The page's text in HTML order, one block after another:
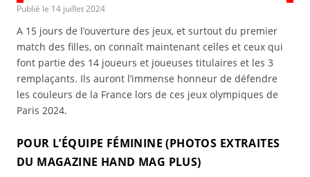
Publié le 14 juillet 2024
A 15 jours de l’ouverture des jeux, et surtout du premier
match des filles, on connaît maintenant celles et ceux qui
font partie des 14 joueurs et joueuses titulaires et les 3
remplaçants. Ils auront l’immense honneur de défendre
les couleurs de la France lors de ces jeux olympiques de
Paris 2024.
POUR L’ÉQUIPE FÉMININE (PHOTOS EXTRAITES
DU MAGAZINE HAND MAG PLUS)